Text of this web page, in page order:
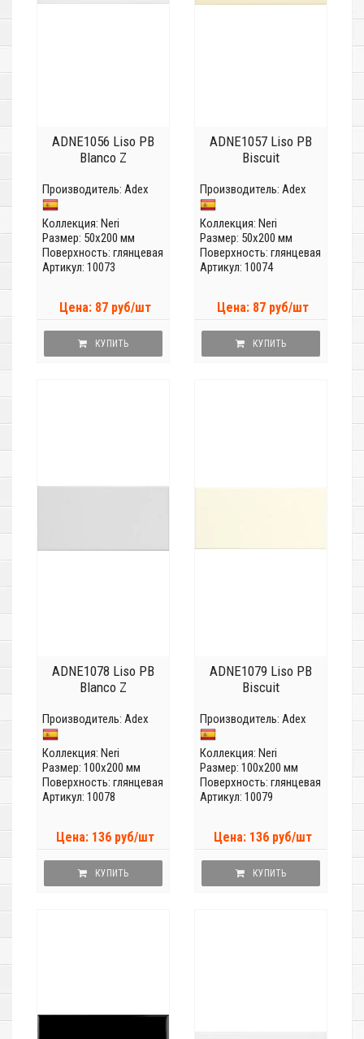
ADNE1056 Liso PB
Blanco Z
Производитель: Adex
Коллекция: Neri
Размер: 50x200 мм
Поверхность: глянцевая
Артикул: 10073
Цена: 87 руб/шт
КУПИТЬ
ADNE1057 Liso PB
Biscuit
Производитель: Adex
Коллекция: Neri
Размер: 50x200 мм
Поверхность: глянцевая
Артикул: 10074
Цена: 87 руб/шт
КУПИТЬ
ADNE1078 Liso PB
Blanco Z
Производитель: Adex
Коллекция: Neri
Размер: 100x200 мм
Поверхность: глянцевая
Артикул: 10078
Цена: 136 руб/шт
КУПИТЬ
ADNE1079 Liso PB
Biscuit
Производитель: Adex
Коллекция: Neri
Размер: 100x200 мм
Поверхность: глянцевая
Артикул: 10079
Цена: 136 руб/шт
КУПИТЬ